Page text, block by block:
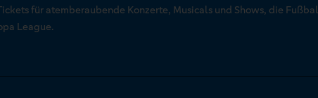
für atemberaubende Konzerte, Musicals und Shows, die
League.